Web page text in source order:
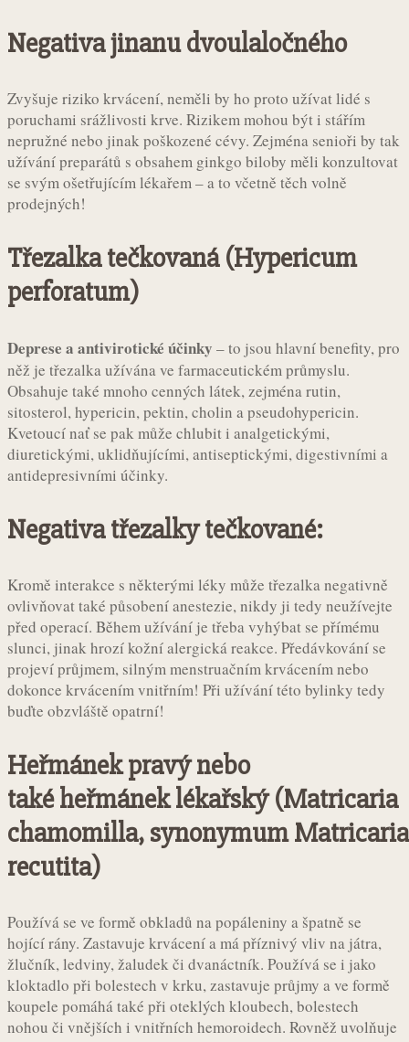
Negativa jinanu dvoulaločného
Zvyšuje riziko krvácení, neměli by ho proto užívat lidé s
poruchami srážlivosti krve. Rizikem mohou být i stářím
nepružné nebo jinak poškozené cévy. Zejména senioři by tak
užívání preparátů s obsahem ginkgo biloby měli konzultovat
se svým ošetřujícím lékařem – a to včetně těch volně
prodejných!
Třezalka tečkovaná (Hypericum
perforatum)
Deprese a antivirotické účinky – to jsou hlavní benefity, pro
něž je třezalka užívána ve farmaceutickém průmyslu.
Obsahuje také mnoho cenných látek, zejména rutin,
sitosterol, hypericin, pektin, cholin a pseudohypericin.
Kvetoucí nať se pak může chlubit i analgetickými,
diuretickými, uklidňujícími, antiseptickými, digestivními a
antidepresivními účinky.
Negativa třezalky tečkované:
Kromě interakce s některými léky může třezalka negativně
ovlivňovat také působení anestezie, nikdy ji tedy neužívejte
před operací. Během užívání je třeba vyhýbat se přímému
slunci, jinak hrozí kožní alergická reakce. Předávkování se
projeví průjmem, silným menstruačním krvácením nebo
dokonce krvácením vnitřním! Při užívání této bylinky tedy
buďte obzvláště opatrní!
Heřmánek pravý nebo
také heřmánek lékařský (Matricaria
chamomilla, synonymum Matricaria
recutita)
Používá se ve formě obkladů na popáleniny a špatně se
hojící rány. Zastavuje krvácení a má příznivý vliv na játra,
žlučník, ledviny, žaludek či dvanáctník. Používá se i jako
kloktadlo při bolestech v krku, zastavuje průjmy a ve formě
koupele pomáhá také při oteklých kloubech, bolestech
nohou či vnějších i vnitřních hemoroidech. Rovněž uvolňuje